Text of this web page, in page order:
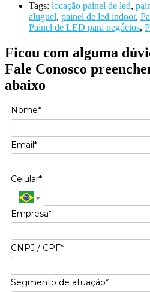
Tags: locação painel de led,
aluguel, painel de led indoor,
Painel de LED para negócios,
Ficou com alguma
Fale Conosco
abaixo
Nome*
Email*
Celular*
Empresa*
CNPJ / CPF*
Segmento de atuação*